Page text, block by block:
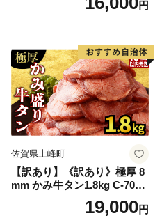
60] 肉 牛肉 精肉 牛たん 牛タ
厚切り タン
円
佐賀県上峰町
【訳あり】《訳あり》極厚 8
mm かみ牛タン1.8kg C-709-
19,000円